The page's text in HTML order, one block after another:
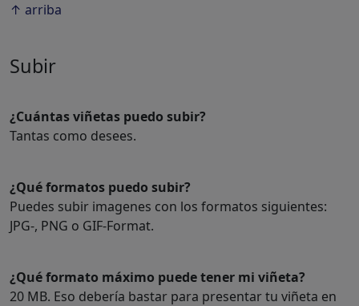
↑ arriba
Subir
¿Cuántas viñetas puedo subir?
Tantas como desees.
¿Qué formatos puedo subir?
Puedes subir imagenes con los formatos siguientes:
JPG-, PNG o GIF-Format.
¿Qué formato máximo puede tener mi viñeta?
20 MB. Eso debería bastar para presentar tu viñeta en